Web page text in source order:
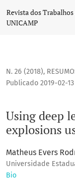
Using deep
Revista dos
UNICAMP
N. 26 (2018),
Using deep
explosions
Publicado 2019-02-13
Matheus Evers
Universidade
Bio